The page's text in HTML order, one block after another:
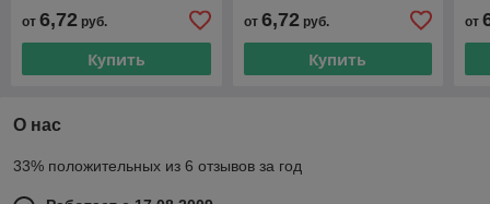
от 6,72 руб.
Купить
от 6,72руб.
Купить
от
О нас
33% положительных из 6 отзывов за год